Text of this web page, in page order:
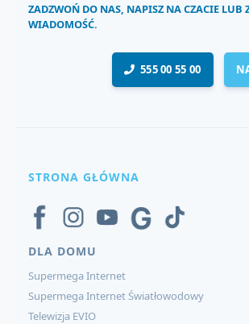
ZADZWOŃ DO NAS, NAPISZ NA CZACIE LUB
WIADOMOŚĆ.
555 00 55 00
STRONA GŁÓWNA
DLA DOMU
Supermega Internet
Supermega Internet Światłowodowy
Telewizja EVIO